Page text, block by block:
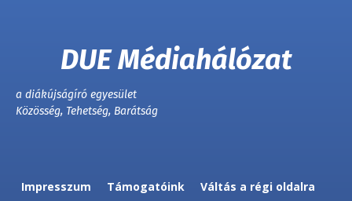
DUE Médiahálózat
a diákújságíró egyesület
Közösség, Tehetség, Barátság
Impresszum Támogatóink
Váltás a régi oldalra